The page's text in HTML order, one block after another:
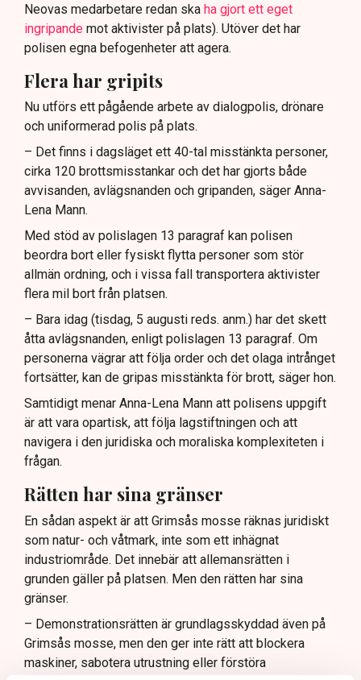
Neovas medarbetare redan ska ha gjort ett eget
ingripande mot aktivister på plats). Utöver det har
polisen egna befogenheter att agera.
Flera har gripits
Nu utförs ett pågående arbete av dialogpolis, drönare
och uniformerad polis på plats.
– Det finns i dagsläget ett 40-tal misstänkta personer,
cirka 120 brottsmisstankar och det har gjorts både
avvisanden, avlägsnanden och gripanden, säger Anna-
Lena Mann.
Med stöd av polislagen 13 paragraf kan polisen
beordra bort eller fysiskt flytta personer som stör
allmän ordning, och i vissa fall transportera aktivister
flera mil bort från platsen.
– Bara idag (tisdag, 5 augusti reds. anm.) har det skett
åtta avlägsnanden, enligt polislagen 13 paragraf. Om
personerna vägrar att följa order och det olaga intrånget
fortsätter, kan de gripas misstänkta för brott, säger hon.
Samtidigt menar Anna-Lena Mann att polisens uppgift
är att vara opartisk, att följa lagstiftningen och att
navigera i den juridiska och moraliska komplexiteten i
frågan.
Rätten har sina gränser
En sådan aspekt är att Grimsås mosse räknas juridiskt
som natur- och våtmark, inte som ett inhägnat
industriområde. Det innebär att allemansrätten i
grunden gäller på platsen. Men den rätten har sina
gränser.
– Demonstrationsrätten är grundlagsskyddad även på
Grimsås mosse, men den ger inte rätt att blockera
maskiner, sabotera utrustning eller förstöra